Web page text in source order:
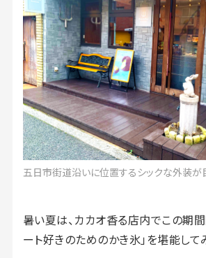
五日市街道沿いに位置するシックな外装が
暑い夏は、カカオ香る店内でこの期
ート好きのためのかき氷」を堪能して